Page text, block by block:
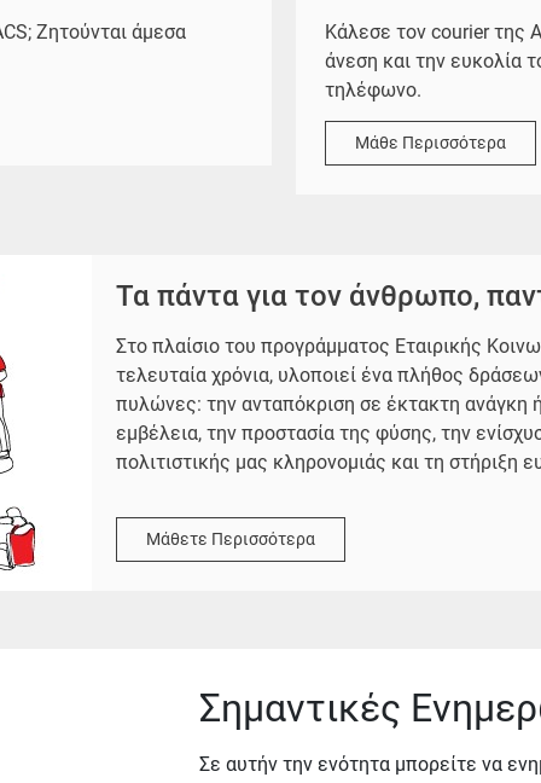
Ζητούνται άμεσα
Κάλεσε τον courier της
άνεση και την ευκολία
τηλέφωνο.
Μάθε Περισσότερα
Τα πάντα για τον άνθρωπο,
Στο πλαίσιο του προγράμματος Εταιρικής
τελευταία χρόνια, υλοποιεί ένα πλήθος
πυλώνες: την ανταπόκριση σε έκτακτη ανάγκη
εμβέλεια, την προστασία της φύσης, την
πολιτιστικής μας κληρονομιάς και τη
Μάθετε Περισσότερα
Σημαντικές
Σε αυτήν την ενότητα μπορείτε να